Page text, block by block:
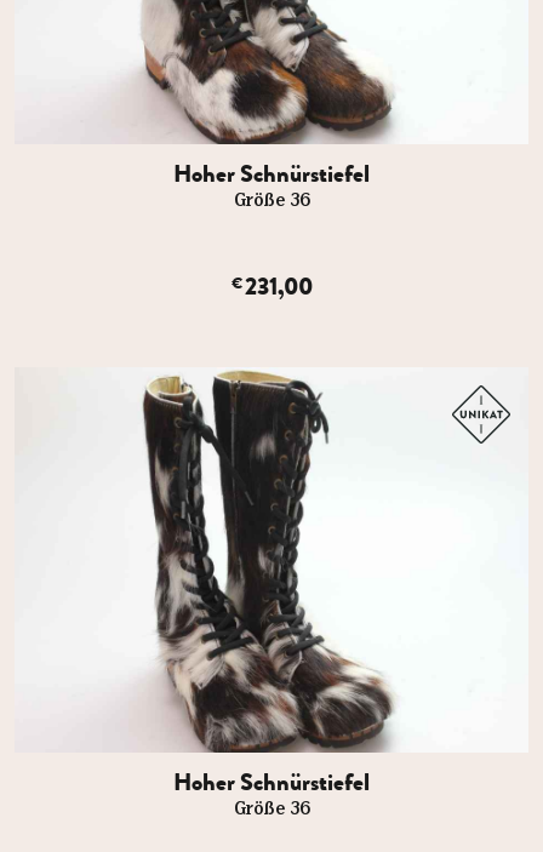
Hoher Schnürstiefel
Größe 36
€231,00
Hoher Schnürstiefel
Größe 36